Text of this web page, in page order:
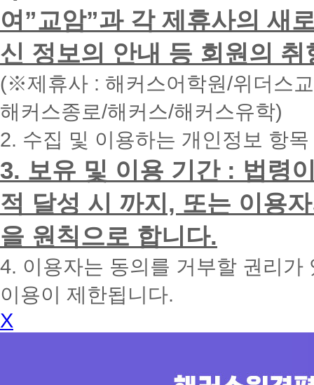
하
시
면
빠
른
간
내
에
화
드
리
겠
습
니
다.
여”교암”과 각 제휴사의 새
신 정보의 안내 등 회원의
(※제휴사 : 해커스어학원/위더스
해커스종로/해커스/해커스유학)
2. 수집 및 이용하는 개인정보 항
3. 보유 및 이용 기간 : 법령
적 달성 시 까지, 또는 이용
을 원칙으로 합니다.
4. 이용자는 동의를 거부할 권리
이용이 제한됩니다.
X